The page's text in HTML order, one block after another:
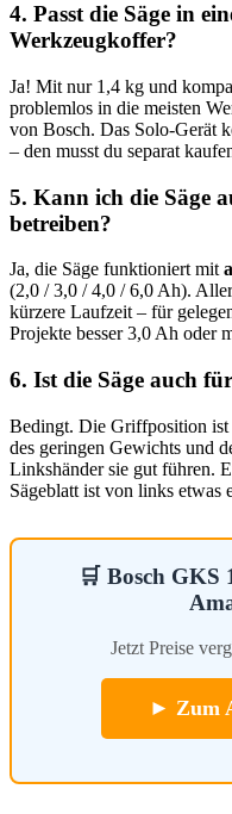
4. Passt die Säge in
Werkzeugkoffer?
Ja! Mit nur 1,4 kg und
problemlos in die meisten
von Bosch. Das Solo-Gerät
– den musst du separat
5. Kann ich die Säge
betreiben?
Ja, die Säge funktioniert mit
(2,0 / 3,0 / 4,0 / 6,0 Ah).
kürzere Laufzeit – für
Projekte besser 3,0 Ah oder
6. Ist die Säge auch
Bedingt. Die Griffposition ist
des geringen Gewichts und
Linkshänder sie gut führen.
Sägeblatt ist von links etwas
🛒 Bosch GKS
Jetzt Preise
► Zum